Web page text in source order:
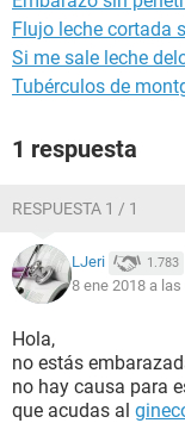
Flujo leche cortada
Si me sale leche
Tubérculos de
1 respuesta
RESPUESTA 1 / 1
LJeri 1.783
8 ene 2018 a las
Hola,
no estás
no hay causa para
que acudas al